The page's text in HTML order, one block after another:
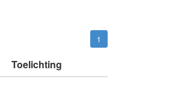
1
Toelichting